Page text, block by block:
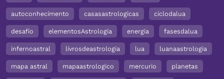
autoconhecimento casasastrologicas ciclodalua
desafio elementosAstrologia energia fasesdalua
infernoastral livrosdeastrologia lua luanaastrologia
mapa astral mapaastrologico mercurio planetas